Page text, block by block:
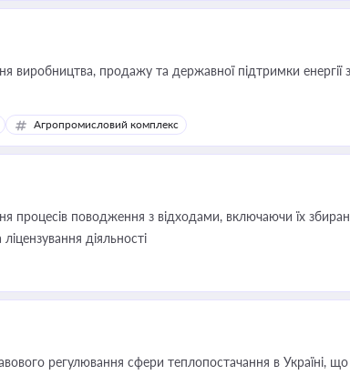
виробництва, продажу та державної підтримки енергії
Агропромисловий комплекс
процесів поводження з відходами, включаючи їх
діяльності
регулювання сфери теплопостачання в Україні,